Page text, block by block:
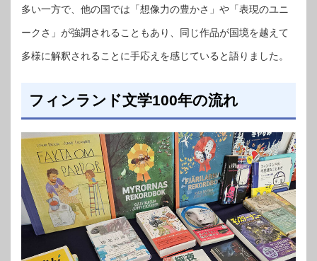
多い一方で、他の国では「想像力の豊かさ」や「表現のユニ
ークさ」が強調されることもあり、同じ作品が国境を越えて
多様に解釈されることに手応えを感じていると語りました。
フィンランド文学100年の流れ